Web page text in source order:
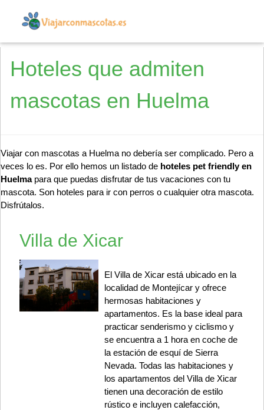
Hoteles que admiten
mascotas en Huelma
Viajar con mascotas a Huelma no debería ser complicado. Pero a
veces lo es. Por ello hemos un listado de hoteles pet friendly en
Huelmapara que puedas disfrutar de tus vacaciones con tu
mascota. Son hoteles para ir con perros o cualquier otra mascota.
Disfrútalos.
Villa de Xicar
El Villa de Xicar está ubicado en la
localidad de Montejícar y ofrece
hermosas habitaciones y
apartamentos. Es la base ideal para
practicar senderismo y ciclismo y
se encuentra a 1 hora en coche de
la estación de esquí de Sierra
Nevada. Todas las habitaciones y
los apartamentos del Villa de Xicar
tienen una decoración de estilo
rústico e incluyen calefacción,